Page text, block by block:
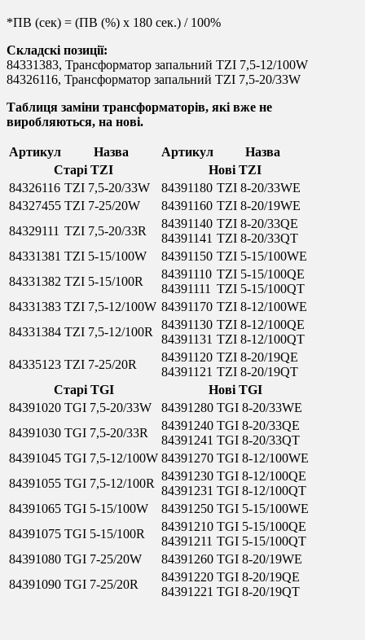
*ПВ (сек) = (ПВ (%) x 180 cек.) / 100%
Складскі позиції:
84331383, Трансформатор запальний TZI 7,5-12/100W
84326116, Трансформатор запальний TZI 7,5-20/33W
Таблиця заміни трансформаторів, які вже не
виробляються, на нові.
Артикул Назва Артикул
Назва
Старі TZI
Нові TZI
84326116 TZI 7,5-20/33W 84391180 TZI 8-20/33WE
84327455 TZI 7-25/20W 84391160 TZI 8-20/19WE
84329111 TZI 7,5-20/33R
84391140
84391141
TZI 8-20/33QE
TZI 8-20/33QT
84331381 TZI 5-15/100W 84391150 TZI 5-15/100WE
84331382 TZI 5-15/100R
84391110
84391111
TZI 5-15/100QE
TZI 5-15/100QT
84331383 TZI 7,5-12/100W 84391170 TZI 8-12/100WE
84331384 TZI 7,5-12/100R
84391130
84391131
TZI 8-12/100QE
TZI 8-12/100QT
84335123 TZI 7-25/20R
84391120
84391121
TZI 8-20/19QE
TZI 8-20/19QT
Старі TGI
Нові TGI
84391020 TGI 7,5-20/33W 84391280 TGI 8-20/33WE
84391030 TGI 7,5-20/33R
84391240
84391241
TGI 8-20/33QE
TGI 8-20/33QT
84391045 TGI 7,5-12/100W 84391270 TGI 8-12/100WE
84391055 TGI 7,5-12/100R
84391230
84391231
TGI 8-12/100QE
TGI 8-12/100QT
84391065 TGI 5-15/100W 84391250 TGI 5-15/100WE
84391075 TGI 5-15/100R
84391210
84391211
TGI 5-15/100QE
TGI 5-15/100QT
84391080 TGI 7-25/20W 84391260 TGI 8-20/19WE
84391090 TGI 7-25/20R
84391220
84391221
TGI 8-20/19QE
TGI 8-20/19QT